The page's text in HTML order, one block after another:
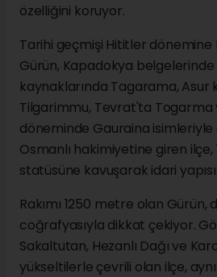
özelliğini koruyor.
Tarihi geçmişi Hititler
Gürün, Kapadokya
kaynaklarında Tagarama, Asur
Tilgarimmu, Tevrat'ta Togarma
döneminde Gauraina isimleriyle
Osmanlı hakimiyetine giren ilçe,
statüsüne kavuşarak idari
Rakımı 1250 metre olan Gürün,
coğrafyasıyla dikkat çekiyor.
Sakaltutan, Hezanlı Dağı ve
yükseltilerle çevrili olan ilçe,